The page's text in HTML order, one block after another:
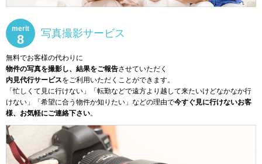
merit
8 写真撮影サービス
無料でお客様の代わりに
物件の写真を撮影し、結果をご報告させていただく
内見代行サービスをご利用いただくことができます。
「忙しくて見に行けない」「転勤などで遠方より越して来たいけどなかなか行
けない」「希望に合う物件か知りたい」などの理由で今すぐ見に行けないお客
様、お気軽にご連絡下さい。